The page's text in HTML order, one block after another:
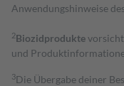
Anwendungshinweise
2Biozidprodukte
und
3Die Übergabe deiner